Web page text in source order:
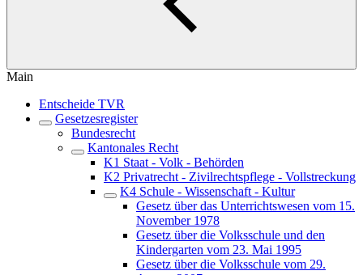
Main
Entscheide TVR
Gesetzesregister
Bundesrecht
Kantonales Recht
K1 Staat - Volk - Behörden
K2 Privatrecht - Zivilrechtspflege - Vollstreckung
K4 Schule - Wissenschaft - Kultur
Gesetz über das Unterrichtswesen vom 15.
November 1978
Gesetz über die Volksschule und den
Kindergarten vom 23. Mai 1995
Gesetz über die Volksschule vom 29.